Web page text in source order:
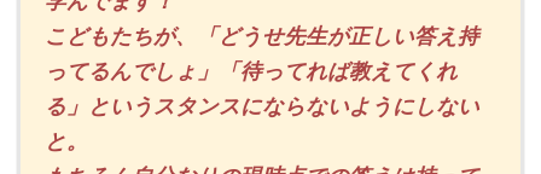
こどもたちが、「どうせ先生が正しい答え持
ってるんでしょ」「待ってれば教えてくれ
る」というスタンスにならないようにしない
と。